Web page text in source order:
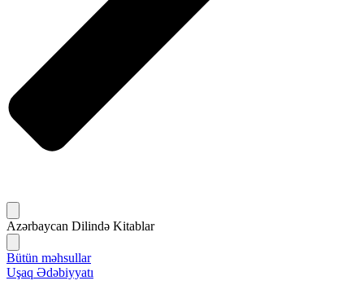
Azərbaycan Dilində Kitablar
Bütün məhsullar
Uşaq Ədəbiyyatı